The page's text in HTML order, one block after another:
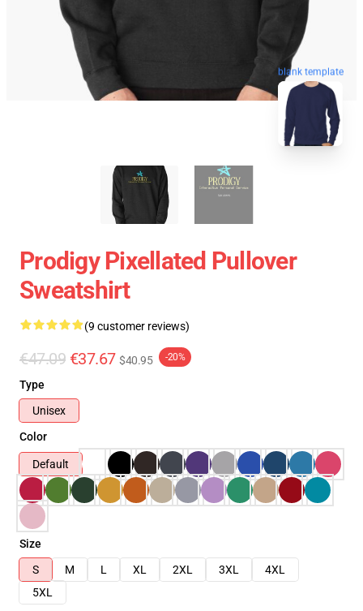
blank template
Prodigy Pixellated Pullover
Sweatshirt
(9 customer reviews)
€47.09 €37.67 $40.95 -20%
Type
Unisex
Color
Default
Size
S
M L XL 2XL 3XL
4XL
5XL